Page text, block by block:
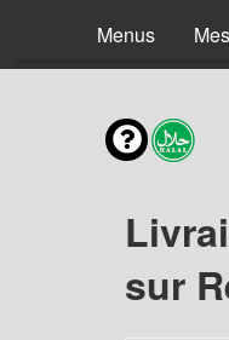
Menus
sur